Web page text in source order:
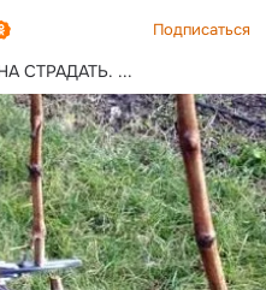
Подписаться
СТРАДАТЬ. ...